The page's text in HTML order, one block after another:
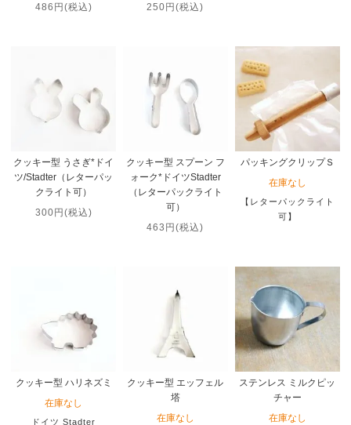
486円(税込)
250円(税込)
クッキー型 うさぎ*ドイ
ツ/Stadter（レターパッ
クライト可）
300円(税込)
クッキー型 スプーン フ
ォーク*ドイツStadter
（レターパックライト
可）
463円(税込)
パッキングクリップＳ
在庫なし
【レターパックライト
可】
クッキー型 ハリネズミ
在庫なし
ドイツ Stadter
クッキー型 エッフェル
塔
在庫なし
ステンレス ミルクピッ
チャー
在庫なし